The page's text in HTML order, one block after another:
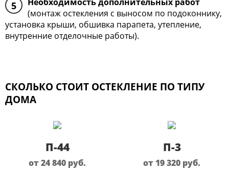
5
(монтаж остекления с выносом по подоконнику,
установка крыши, обшивка парапета, утепление,
внутренние отделочные работы).
СКОЛЬКО СТОИТ ОСТЕКЛЕНИЕ ПО ТИПУ
ДОМА
П-44
от 24 840 руб.
П-3
от 19 320 руб.